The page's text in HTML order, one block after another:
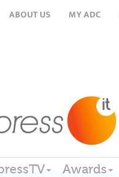
ABOUT US MY ADC
Awards